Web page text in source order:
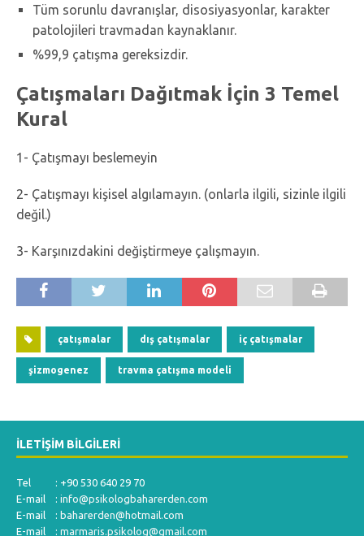
Tüm sorunlu davranışlar, disosiyasyonlar, karakter
patolojileri travmadan kaynaklanır.
%99,9 çatışma gereksizdir.
Çatışmaları Dağıtmak İçin 3 Temel
Kural
1- Çatışmayı beslemeyin
2- Çatışmayı kişisel algılamayın. (onlarla ilgili, sizinle ilgili
değil.)
3- Karşınızdakini değiştirmeye çalışmayın.
çatışmalar dış çatışmalar iç çatışmalar
şizmogenez travma çatışma modeli
İLETIŞIM BILGILERI
Tel : +90 530 640 29 70
E-mail : info@psikologbaharerden.com
E-mail : baharerden@hotmail.com
E-mail : marmaris.psikolog@gmail.com